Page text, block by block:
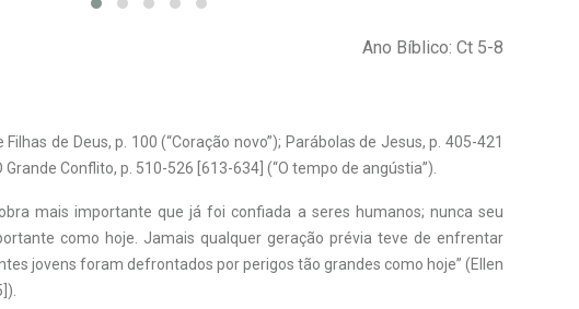
Ano Bíblico: Ct 5-8
Filhas de Deus, p. 100 (“Coração novo”); Parábolas de Jesus, p. 405-421
Conflito, p. 510-526 [613-634] (“O tempo de angústia”).
mais importante que já foi confiada a seres humanos; nunca seu
como hoje. Jamais qualquer geração prévia teve de enfrentar
jovens foram defrontados por perigos tão grandes como hoje” (Ellen